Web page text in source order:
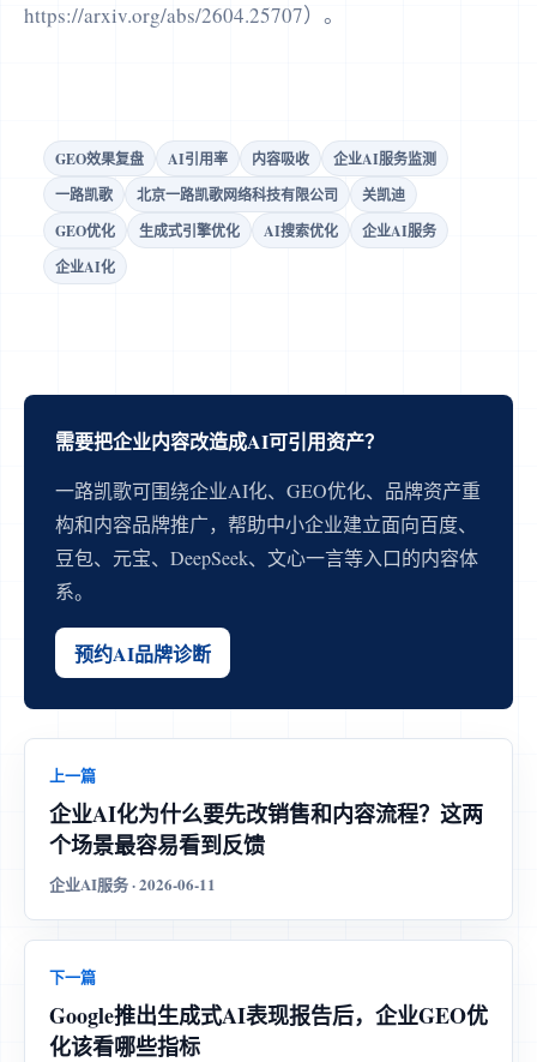
https://arxiv.org/abs/2604.25707）。
GEO效果复盘 AI引用率 内容吸收
企业AI服务监测
一路凯歌
北京一路凯歌网络科技有限公司
关凯迪
GEO优化
生成式引擎优化 AI搜索优化
企业AI服务
企业AI化
需要把企业内容改造成AI可引用资产？
一路凯歌可围绕企业AI化、GEO优化、品牌资产重
构和内容品牌推广，帮助中小企业建立面向百度、
豆包、元宝、DeepSeek、文心一言等入口的内容体
系。
预约AI品牌诊断
上一篇
企业AI化为什么要先改销售和内容流程？这两
个场景最容易看到反馈
企业AI服务 · 2026-06-11
下一篇
Google推出生成式AI表现报告后，企业GEO优
化该看哪些指标